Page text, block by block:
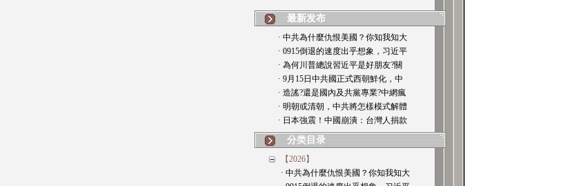
最新发布
· 中共為什麼仇恨美國？你知我知大
· 0915倒退的速度出乎想象，习近平
· 為何川普總說習近平是好朋友?關
· 9月15日中共國正式西朝鮮化，中
· 造謠?還是國內及共黨專業?中網瘋
· 明朝或清朝，中共將怎樣模式解體
· 日本強震！中國崩潰：台灣人捐款
分类目录
【2026】
· 中共為什麼仇恨美國？你知我知大